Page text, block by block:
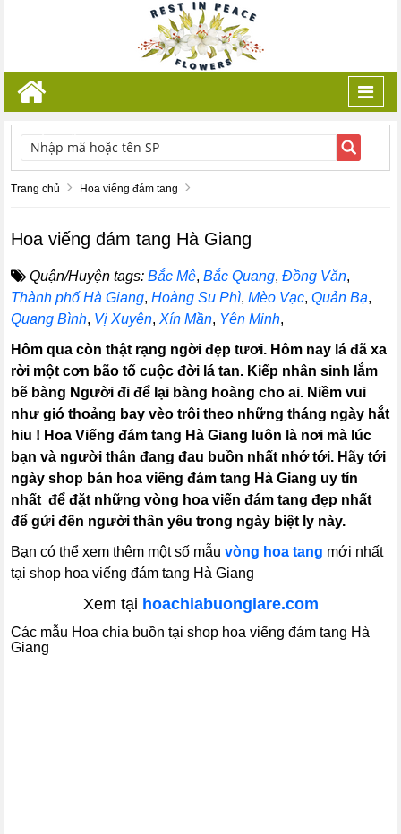
TÌM KIẾM
Trang chủ Hoa viếng đám tang
Hoa viếng đám tang Hà Giang
Quận/Huyện tags: Bắc Mê,Bắc Quang,Đồng Văn,
Thành phố Hà Giang,Hoàng Su Phì,Mèo Vạc,Quản Bạ,
Quang Bình, Vị Xuyên,Xín Mần, Yên Minh,
Hôm qua còn thật rạng ngời đẹp tươi. Hôm nay lá đã xa
rời một cơn bão tố cuộc đời lá tan. Kiếp nhân sinh lắm
bẽ bàng Người đi để lại bàng hoàng cho ai. Niềm vui
như gió thoảng bay vèo trôi theo những tháng ngày hắt
hiu ! Hoa Viếng đám tang Hà Giang luôn là nơi mà lúc
bạn và người thân đang đau buồn nhất nhớ tới. Hãy tới
ngày shop bán hoa viếng đám tang Hà Giang uy tín
nhất để đặt những vòng hoa viến đám tang đẹp nhất
để gửi đến người thân yêu trong ngày biệt ly này.
Bạn có thể xem thêm một số mẫu vòng hoa tang mới nhất
tại shop hoa viếng đám tang Hà Giang
Xem tại hoachiabuongiare.com
Các mẫu Hoa chia buồn tại shop hoa viếng đám tang Hà
Giang